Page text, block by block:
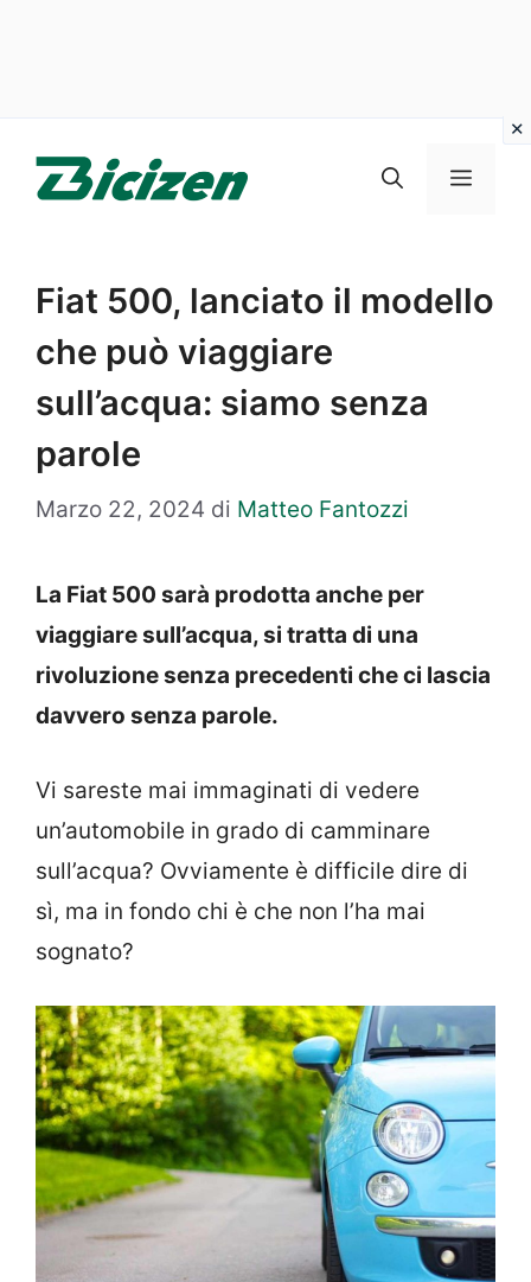
Menu
Fiat 500, lanciato il modello
che può viaggiare
sull’acqua: siamo senza
parole
Marzo 22, 2024 di Matteo Fantozzi
La Fiat 500 sarà prodotta anche per
viaggiare sull’acqua, si tratta di una
rivoluzione senza precedenti che ci lascia
davvero senza parole.
Vi sareste mai immaginati di vedere
un’automobile in grado di camminare
sull’acqua? Ovviamente è difficile dire di
sì, ma in fondo chi è che non l’ha mai
sognato?